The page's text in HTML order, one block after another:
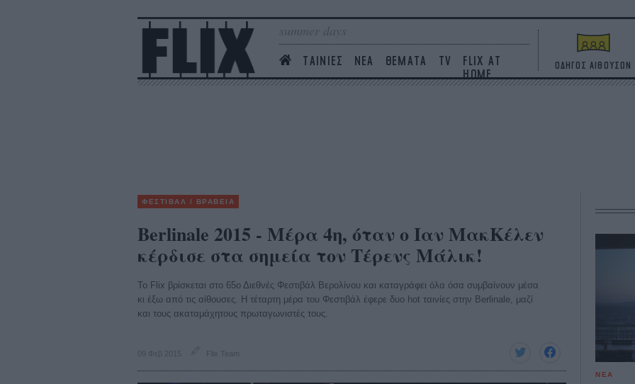
summer days
ΤΑΙΝΙΕΣ ΝΕΑ ΘΕΜΑΤΑ TV
FLIX AT
HOME
ΟΔΗΓΟΣ ΑΙΘΟΥΣΩΝ
ΦΕΣΤΙΒΑΛ / ΒΡΑΒΕΙΑ
Berlinale 2015 - Μέρα 4η, όταν ο Ιαν ΜακΚέλεν
κέρδισε στα σημεία τον Τέρενς Μάλικ!
Το Flix βρίσκεται στο 65ο Διεθνές Φεστιβάλ Βερολίνου και καταγράφει όλα όσα συμβαίνουν μέσα
κι έξω από τις αίθουσες. H τέταρτη μέρα του Φεστιβάλ έφερε δυο hot ταινίες στην Berlinale, μαζί
και τους ακαταμάχητους πρωταγωνιστές τους.
09 Φεβ 2015 Flix Team
ΝΕΑ